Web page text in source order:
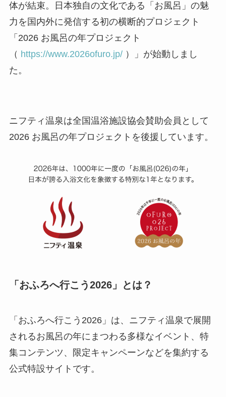
体が結束。日本独自の文化である「お風呂」の魅
力を国内外に発信する初の横断的プロジェクト
「2026 お風呂の年プロジェクト
（ https://www.2026ofuro.jp/）」が始動しまし
た。
ニフティ温泉は全国温浴施設協会賛助会員として
2026 お風呂の年プロジェクトを後援しています。
「おふろへ行こう2026」とは？
「おふろへ行こう2026」は、ニフティ温泉で展開
されるお風呂の年にまつわる多様なイベント、特
集コンテンツ、限定キャンペーンなどを集約する
公式特設サイトです。